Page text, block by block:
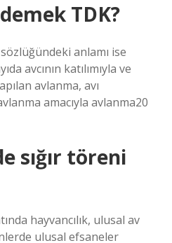
TDK?
anlamı ise
avcının katılımıyla ve
avlanma, avı
amacıyla avlanma20
sığır töreni
hayvancılık, ulusal av
ulusal efsaneler